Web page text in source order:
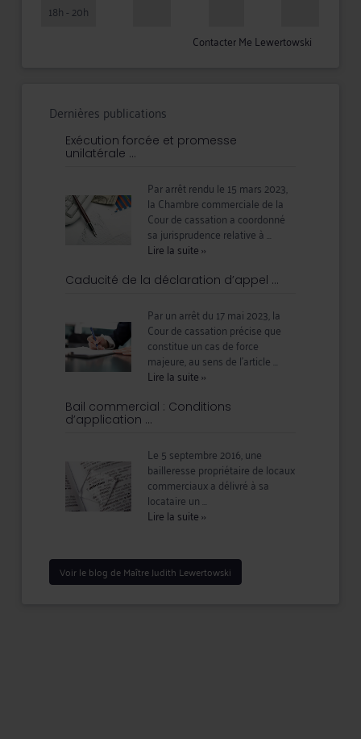
18h - 20h
Contacter Me Lewertowski
Dernières publications
Exécution forcée et promesse
unilatérale ...
Par arrêt rendu le 15 mars 2023,
la Chambre commerciale de la
Cour de cassation a coordonné
sa jurisprudence relative à ...
Lire la suite››
Caducité de la déclaration d’appel ...
Par un arrêt du 17 mai 2023, la
Cour de cassation précise que
constitue un cas de force
majeure, au sens de l’article ...
Lire la suite››
Bail commercial : Conditions
d’application ...
Le 5 septembre 2016, une
bailleresse propriétaire de locaux
commerciaux a délivré à sa
locataire un ...
Lire la suite››
Voir le blog de Maître Judith Lewertowski